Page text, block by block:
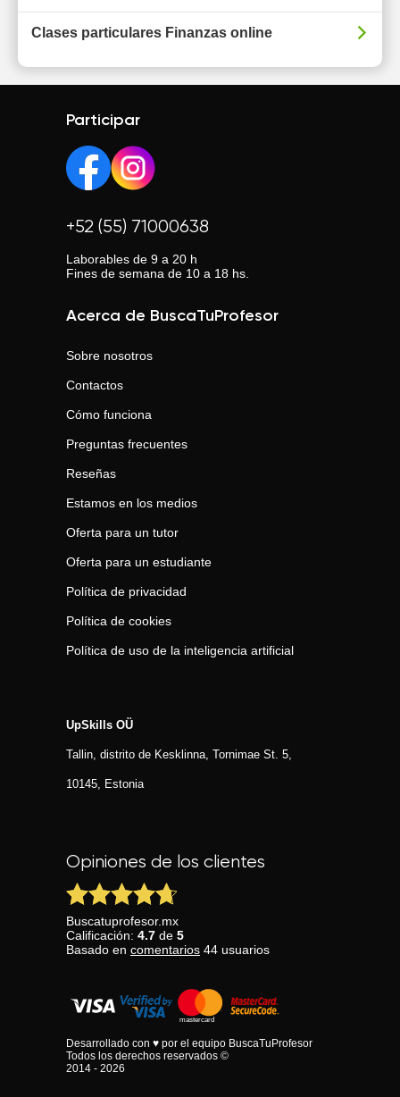
Clases particulares Finanzas online
Participar
+52 (55) 71000638
Laborables de 9 a 20 h
Fines de semana de 10 a 18 hs.
Acerca de BuscaTuProfesor
Sobre nosotros
Contactos
Cómo funciona
Preguntas frecuentes
Reseñas
Estamos en los medios
Oferta para un tutor
Oferta para un estudiante
Política de privacidad
Política de cookies
Política de uso de la inteligencia artificial
UpSkills OÜ
Tallin, distrito de Kesklinna, Tornimаe St. 5,
10145, Estonia
Opiniones de los clientes
Buscatuprofesor.mx
Calificación: 4.7 de 5
Basado en comentarios 44 usuarios
Desarrollado con ♥ por el equipo BuscaTuProfesor
Todos los derechos reservados ©
2014 - 2026